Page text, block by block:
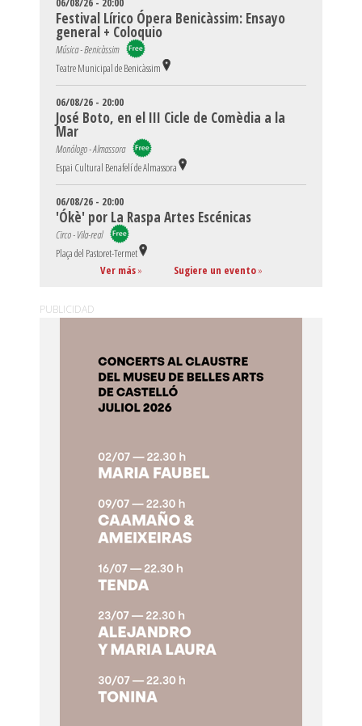
Festival Lírico Ópera Benicàssim: Ensayo
general + Coloquio
Música - Benicàssim
Teatre Municipal de Benicàssim
06/08/26 - 20:00
José Boto, en el III Cicle de Comèdia a la
Mar
Monólogo - Almassora
Espai Cultural Benafelí de Almassora
06/08/26 - 20:00
'Ókè' por La Raspa Artes Escénicas
Circo - Vila-real
Plaça del Pastoret-Termet
Ver más» Sugiere un evento»
PUBLICIDAD